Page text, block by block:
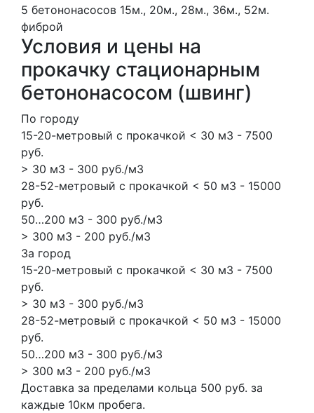
5 бетононасосов 15м., 20м., 28м., 36м., 52м.
фиброй
Условия и цены на
прокачку стационарным
бетононасосом (швинг)
По городу
15-20-метровый с прокачкой < 30 м3 - 7500
руб.
> 30 м3 - 300 руб./м3
28-52-метровый с прокачкой < 50 м3 - 15000
руб.
50…200 м3 - 300 руб./м3
> 300 м3 - 200 руб./м3
За город
15-20-метровый с прокачкой < 30 м3 - 7500
руб.
> 30 м3 - 300 руб./м3
28-52-метровый с прокачкой < 50 м3 - 15000
руб.
50…200 м3 - 300 руб./м3
> 300 м3 - 200 руб./м3
Доставка за пределами кольца 500 руб. за
каждые 10км пробега.